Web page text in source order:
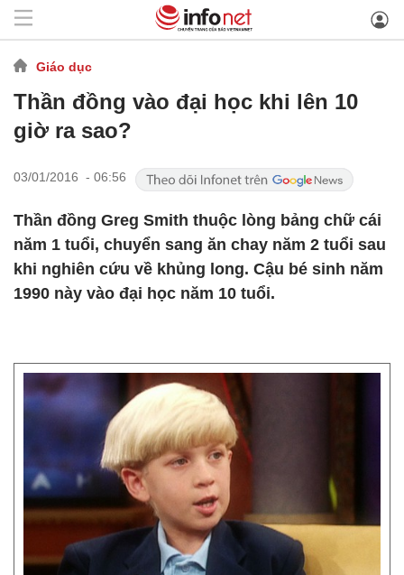
Giáo dục
Thần đồng vào đại học khi lên 10
giờ ra sao?
03/01/2016 - 06:56
Thần đồng Greg Smith thuộc lòng bảng chữ cái
năm 1 tuổi, chuyển sang ăn chay năm 2 tuổi sau
khi nghiên cứu về khủng long. Cậu bé sinh năm
1990 này vào đại học năm 10 tuổi.